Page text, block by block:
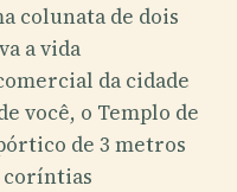
colunata de dois
a vida
da cidade
você, o Templo de
de 3 metros
coríntias